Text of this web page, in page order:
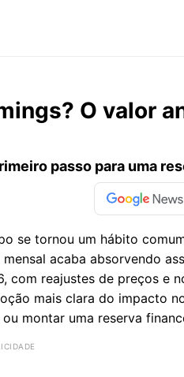
O valor
passo para uma
se tornou um hábito
acaba absorvendo
com reajustes de preços e
mais clara do impacto
montar uma reserva